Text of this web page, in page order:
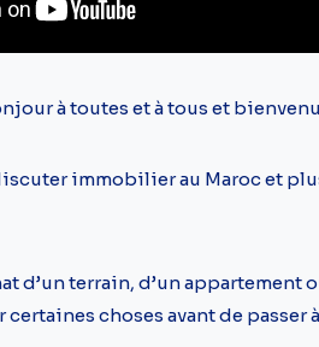
à toutes et à tous et
immobilier au Maroc et
d’un terrain, d’un appartement
choses avant de passer à